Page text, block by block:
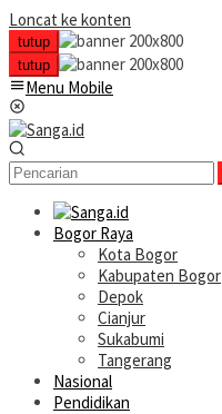
Loncat ke konten
tutup
tutup
Menu Mobile
Bogor Raya
Kota Bogor
Kabupaten Bogor
Depok
Cianjur
Sukabumi
Tangerang
Nasional
Pendidikan